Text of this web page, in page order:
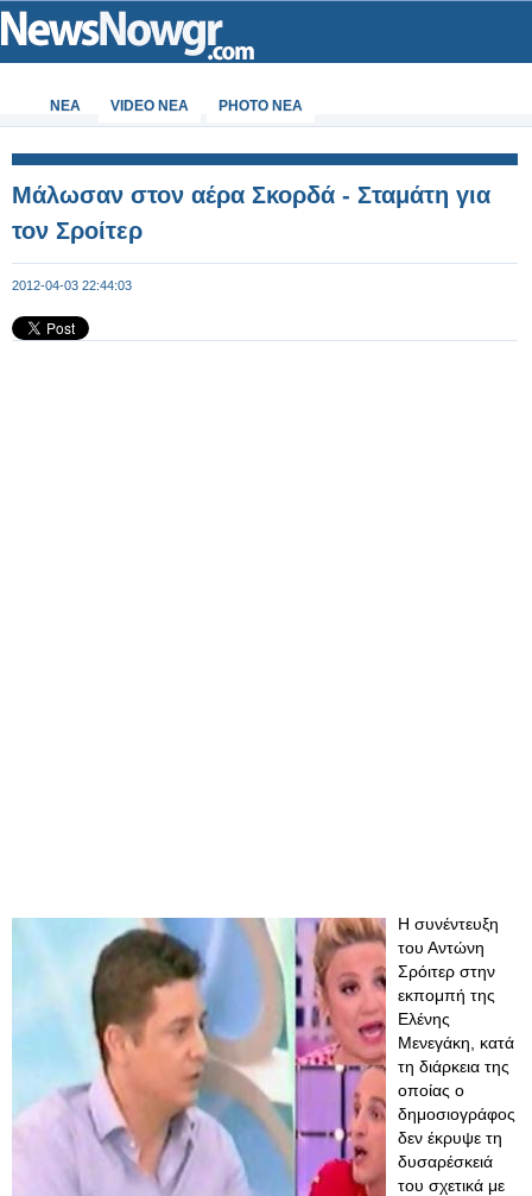
ΝΕΑ VIDEO NEA PHOTO NEA
Μάλωσαν στον αέρα Σκορδά - Σταμάτη για
τον Σροίτερ
2012-04-03 22:44:03
Η συνέντευξη
του Αντώνη
Σρόιτερ στην
εκπομπή της
Ελένης
Μενεγάκη, κατά
τη διάρκεια της
οποίας ο
δημοσιογράφος
δεν έκρυψε τη
δυσαρέσκειά
του σχετικά με